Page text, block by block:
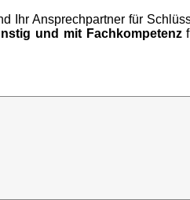
Ihr Ansprechpartner für
und mit Fachkompetenz